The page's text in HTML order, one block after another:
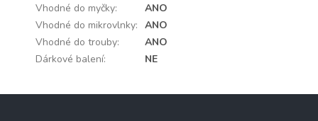
Vhodné do myčky:
ANO
Vhodné do mikrovlnky: ANO
Vhodné do trouby:
ANO
Dárkové balení: NE
Z